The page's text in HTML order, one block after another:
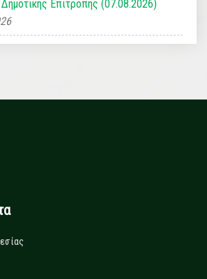
Επιτροπής (07.08.2026)